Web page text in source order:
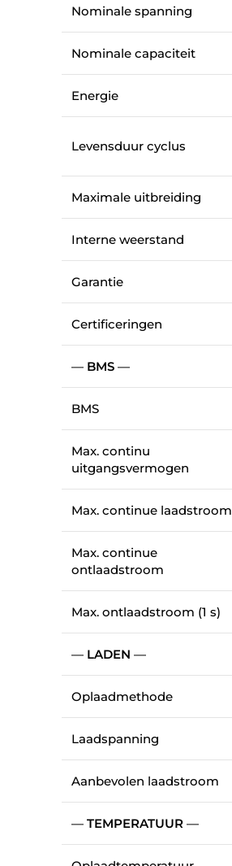
Nominale spanning
Nominale capaciteit
Energie
Levensduur cyclus
Maximale uitbreiding
Interne weerstand
Garantie
Certificeringen
— BMS —
BMS
Max. continu
uitgangsvermogen
Max. continue laadstroom
Max. continue
ontlaadstroom
Max. ontlaadstroom (1 s)
— LADEN —
Oplaadmethode
Laadspanning
Aanbevolen laadstroom
— TEMPERATUUR —